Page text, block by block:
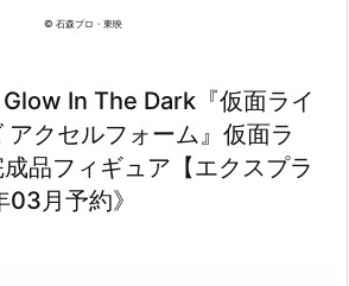
© 石森プロ・東映
Glow In The Dark『仮面ライ
アクセルフォーム』仮面ラ
品フィギュア【エクスプラ
月予約》